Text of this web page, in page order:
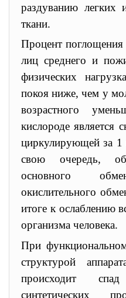
раздуванию легких
ткани.
Процент поглощения
лиц среднего и
физических
покоя ниже, чем у
возрастного
кислороде является
циркулирующей за 1
свою очередь,
основного
окислительного
итоге к ослаблению
организма человека.
При
структурой
происходит
синтетических